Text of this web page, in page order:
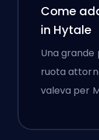
Come
in Hytale
Una grande
ruota
valeva per